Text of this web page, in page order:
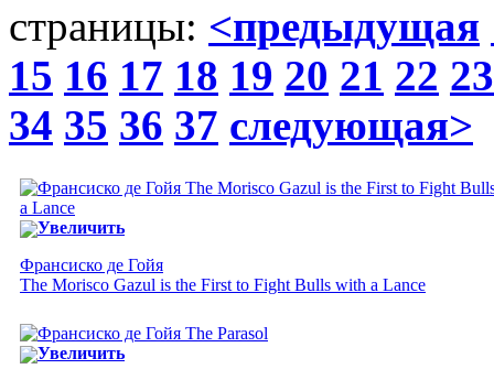
страницы: <предыдущая
15 16 17 18 19 20 21 22 23
34 35 36 37 следующая>
Увеличить
Франсиско де Гойя
The Morisco Gazul is the First to Fight Bulls with a Lance
Увеличить